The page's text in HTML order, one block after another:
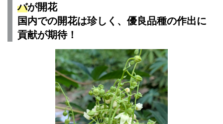
バが開花
国内での開花は珍しく、優良品種の作出に
貢献が期待！